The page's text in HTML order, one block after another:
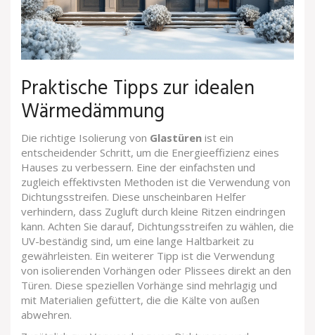
Praktische Tipps zur idealen
Wärmedämmung
Die richtige Isolierung von Glastüren ist ein
entscheidender Schritt, um die Energieeffizienz eines
Hauses zu verbessern. Eine der einfachsten und
zugleich effektivsten Methoden ist die Verwendung von
Dichtungsstreifen. Diese unscheinbaren Helfer
verhindern, dass Zugluft durch kleine Ritzen eindringen
kann. Achten Sie darauf, Dichtungsstreifen zu wählen, die
UV-beständig sind, um eine lange Haltbarkeit zu
gewährleisten. Ein weiterer Tipp ist die Verwendung
von isolierenden Vorhängen oder Plissees direkt an den
Türen. Diese speziellen Vorhänge sind mehrlagig und
mit Materialien gefüttert, die die Kälte von außen
abwehren.